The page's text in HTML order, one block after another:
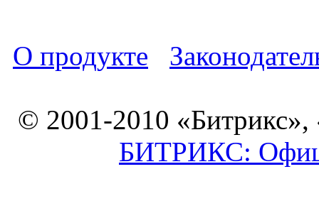
О продукте
© 2001-2010 «Битрикс»,
БИТРИКС: